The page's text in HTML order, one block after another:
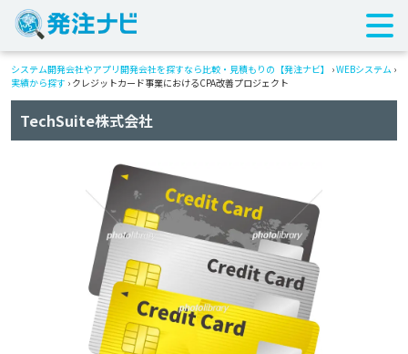
システム開発会社やアプリ開発会社を探すなら比較・見積もりの【発注ナビ】 ›WEBシステム ›
実績から探す › クレジットカード事業におけるCPA改善プロジェクト
TechSuite株式会社